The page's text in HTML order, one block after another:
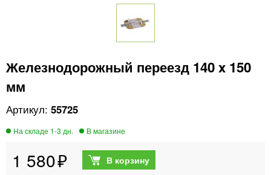
Железнодорожный переезд 140 x 150
мм
55725
1 580